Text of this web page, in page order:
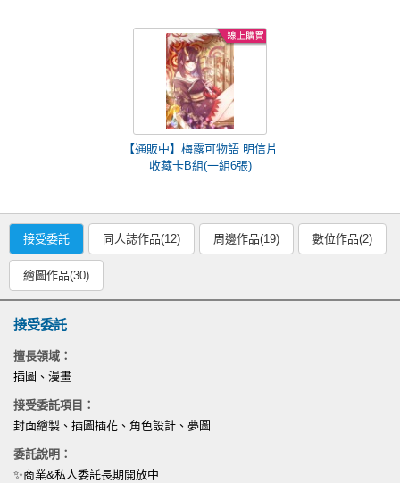
【通販中】梅露可物語 明信片
收藏卡B組(一組6張)
接受委託 同人誌作品(12) 周邊作品(19) 數位作品(2)
繪圖作品(30)
接受委託
擅長領域：
插圖、漫畫
接受委託項目：
封面繪製、插圖插花、角色設計、夢圖
委託說明：
✨商業&私人委託長期開放中